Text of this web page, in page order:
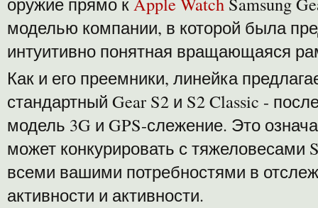
моделью компании, в которой была
интуитивно понятная вращающаяся
Как и его преемники, линейка
стандартный Gear S2 и S2 Classic -
модель 3G и GPS-слежение. Это
может конкурировать с тяжеловесами
всеми вашими потребностями в
активности и активности.